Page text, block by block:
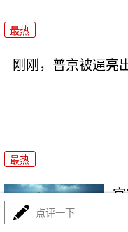
最热
刚刚，普京被逼亮
最热
点评一下